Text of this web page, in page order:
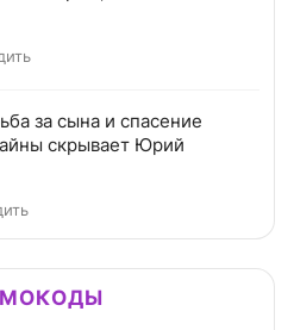
за сына и спасение
скрывает Юрий